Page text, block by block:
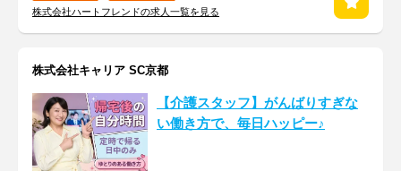
株式会社ハートフレンドの求人一覧を見る
株式会社キャリア SC京都
【介護スタッフ】がんばりすぎな
い働き方で、毎日ハッピー♪